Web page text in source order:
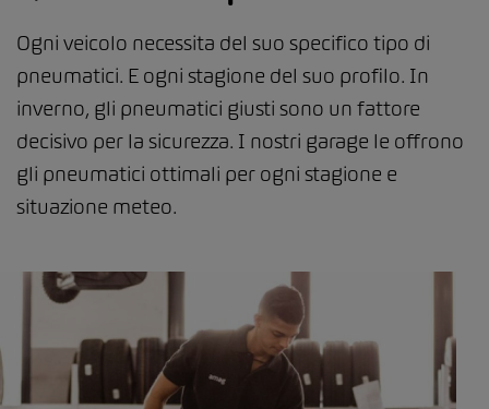
Ogni veicolo necessita del suo specifico tipo di
pneumatici. E ogni stagione del suo profilo. In
inverno, gli pneumatici giusti sono un fattore
decisivo per la sicurezza. I nostri garage le offrono
gli pneumatici ottimali per ogni stagione e
situazione meteo.